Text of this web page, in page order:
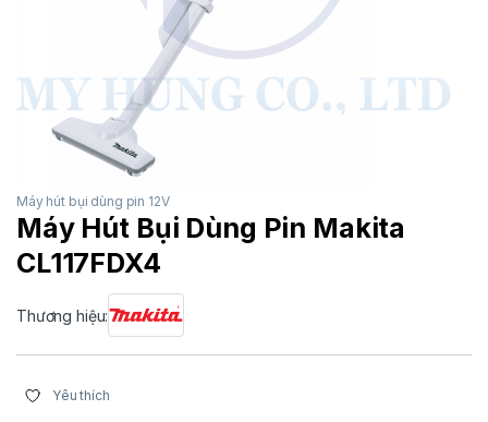
Máy hút bụi dùng pin 12V
Máy Hút Bụi Dùng Pin Makita
CL117FDX4
Thương hiệu:
Yêu thích